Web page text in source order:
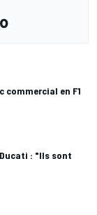
commercial en F1
: "Ils sont